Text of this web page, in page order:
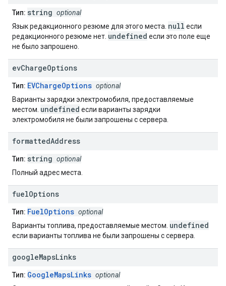
Тип: string optional
Язык редакционного резюме для этого места. null если
редакционного резюме нет. undefined если это поле еще
не было запрошено.
evChargeOptions
Тип: EVChargeOptions optional
Варианты зарядки электромобиля, предоставляемые
местом. undefined если варианты зарядки
электромобиля не были запрошены с сервера.
formattedAddress
Тип: string optional
Полный адрес места.
fuelOptions
Тип: FuelOptions optional
Варианты топлива, предоставляемые местом. undefined
если варианты топлива не были запрошены с сервера.
googleMapsLinks
Тип: GoogleMapsLinks optional